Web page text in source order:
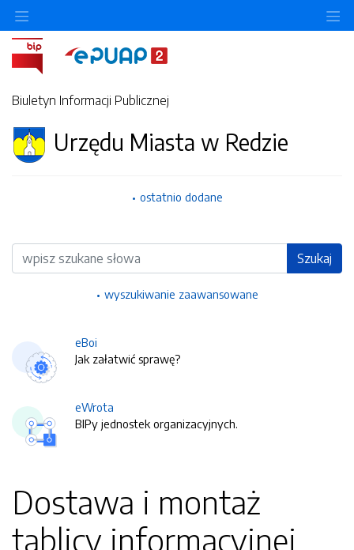
Biuletyn Informacji Publicznej
Urzędu Miasta w Redzie
ostatnio dodane
Wyszukiwarka Szukaj
wyszukiwanie zaawansowane
eBoi
Jak załatwić sprawę?
eWrota
BIPy jednostek organizacyjnych.
Dostawa i montaż
tablicy informacyjnej